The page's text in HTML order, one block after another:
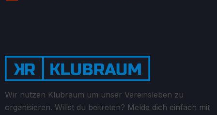
Wir nutzen Klubraum um unser Vereinsleben zu
organisieren. Willst du beitreten? Melde dich einfach mit